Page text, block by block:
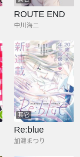
ROUTE END
中川海二
其它
Re:blue
加濑まつり